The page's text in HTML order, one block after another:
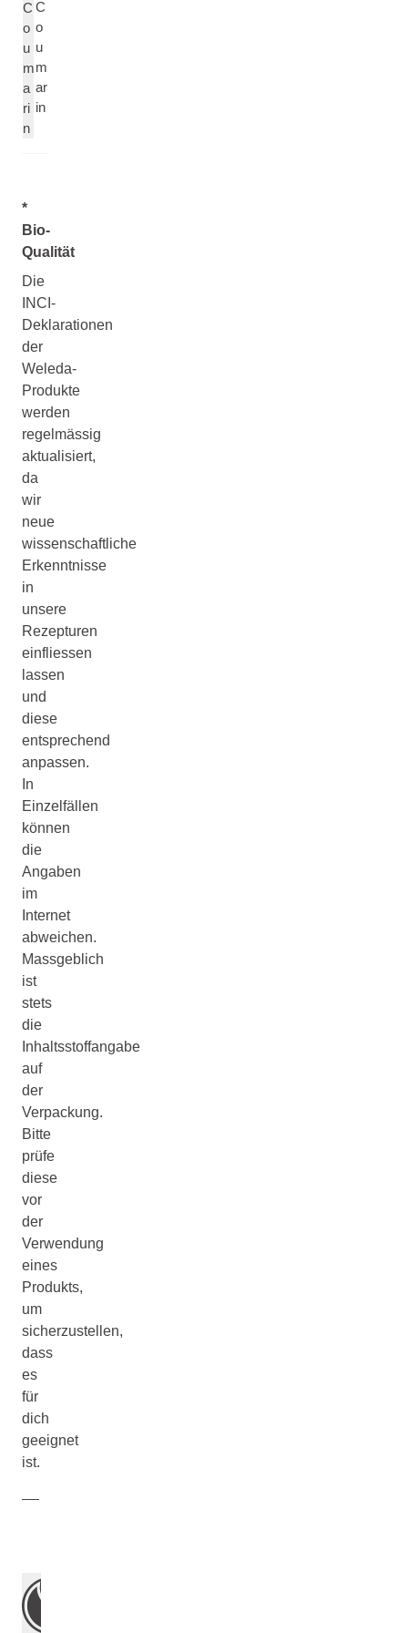
C
o
u
m
a
ri
n
C
o
u
m
ar
in
*
Bio-
Qualität
Die
INCI-
Deklarationen
der
Weleda-
Produkte
werden
regelmässig
aktualisiert,
da
wir
neue
wissenschaftliche
Erkenntnisse
in
unsere
Rezepturen
einfliessen
lassen
und
diese
entsprechend
anpassen.
In
Einzelfällen
können
die
Angaben
im
Internet
abweichen.
Massgeblich
ist
stets
die
Inhaltsstoffangabe
auf
der
Verpackung.
Bitte
prüfe
diese
vor
der
Verwendung
eines
Produkts,
um
sicherzustellen,
dass
es
für
dich
geeignet
ist.